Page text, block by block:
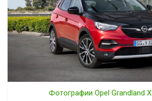
Фотографии Opel Grandland